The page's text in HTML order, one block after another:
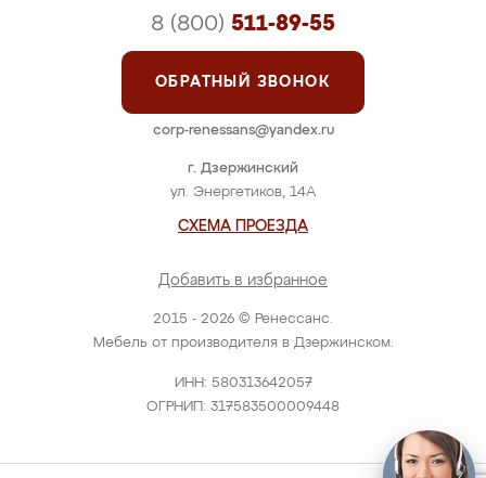
2015 - 2026 © Ренессанс.
Мебель от производителя в Дзержинском.
ИНН: 580313642057
ОГРНИП: 317583500009448
г. Дзержинский
ул. Энергетиков, 14А
СХЕМА ПРОЕЗДА
Добавить в избранное
8 (800) 511-89-55
ОБРАТНЫЙ ЗВОНОК
corp-renessans@yandex.ru